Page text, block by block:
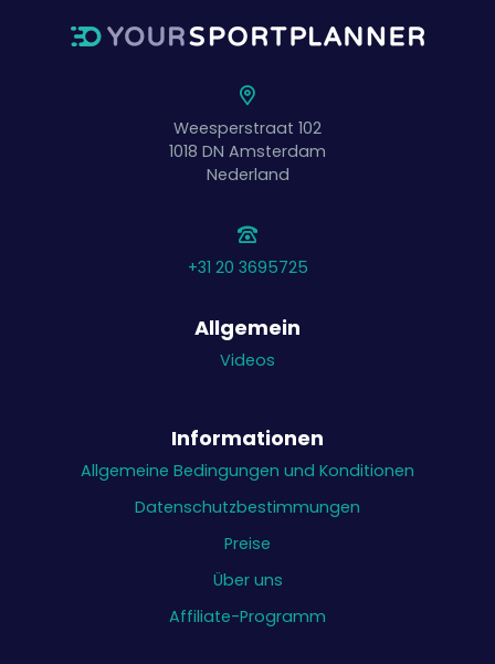
Weesperstraat 102
1018 DN Amsterdam
Nederland
+31 20 3695725
Allgemein
Videos
Informationen
Allgemeine Bedingungen und Konditionen
Datenschutzbestimmungen
Preise
Über uns
Affiliate-Programm